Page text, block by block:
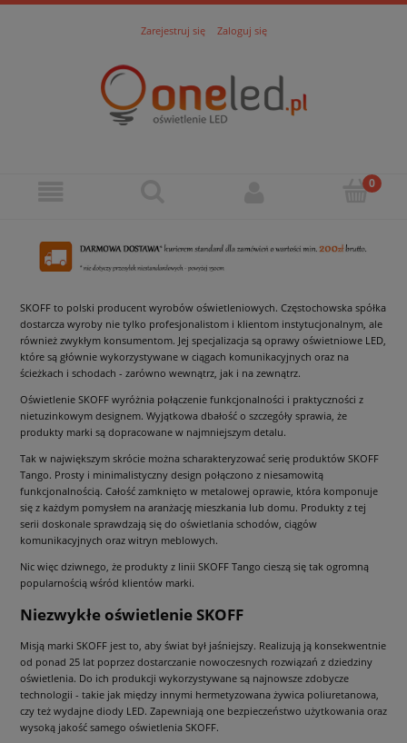
Zarejestruj się Zaloguj się
SKOFF to polski producent wyrobów oświetleniowych. Częstochowska spółka
dostarcza wyroby nie tylko profesjonalistom i klientom instytucjonalnym, ale
również zwykłym konsumentom. Jej specjalizacja są oprawy oświetniowe LED,
które są głównie wykorzystywane w ciągach komunikacyjnych oraz na
ścieżkach i schodach - zarówno wewnątrz, jak i na zewnątrz.
Oświetlenie SKOFF wyróżnia połączenie funkcjonalności i praktyczności z
nietuzinkowym designem. Wyjątkowa dbałość o szczegóły sprawia, że
produkty marki są dopracowane w najmniejszym detalu.
Tak w największym skrócie można scharakteryzować serię produktów SKOFF
Tango. Prosty i minimalistyczny design połączono z niesamowitą
funkcjonalnością. Całość zamknięto w metalowej oprawie, która komponuje
się z każdym pomysłem na aranżację mieszkania lub domu. Produkty z tej
serii doskonale sprawdzają się do oświetlania schodów, ciągów
komunikacyjnych oraz witryn meblowych.
Nic więc dziwnego, że produkty z linii SKOFF Tango cieszą się tak ogromną
popularnością wśród klientów marki.
Niezwykłe oświetlenie SKOFF
Misją marki SKOFF jest to, aby świat był jaśniejszy. Realizują ją konsekwentnie
od ponad 25 lat poprzez dostarczanie nowoczesnych rozwiązań z dziedziny
oświetlenia. Do ich produkcji wykorzystywane są najnowsze zdobycze
technologii - takie jak między innymi hermetyzowana żywica poliuretanowa,
czy też wydajne diody LED. Zapewniają one bezpieczeństwo użytkowania oraz
wysoką jakość samego oświetlenia SKOFF.